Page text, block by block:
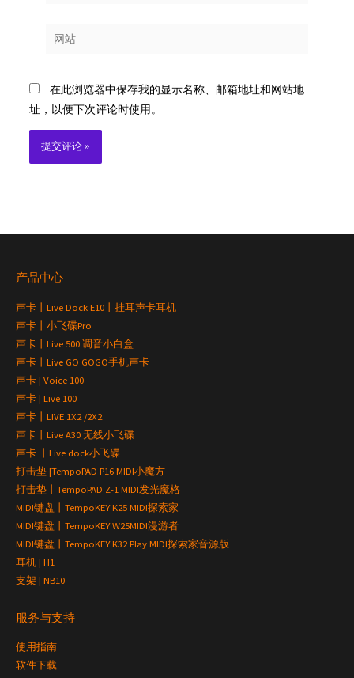
箱
网
在此浏览器中保存我的显示名称、邮箱地址和网站地
址，以便下次评论时使用。
产品中心
声卡丨Live Dock E10丨挂耳声卡耳机
声卡丨小飞碟Pro
声卡丨Live 500 调音小白盒
声卡丨Live GO GOGO手机声卡
声卡 | Voice 100
声卡 | Live 100
声卡丨LIVE 1X2 /2X2
声卡丨Live A30 无线小飞碟
声卡 丨Live dock小飞碟
打击垫 |TempoPAD P16 MIDI小魔方
打击垫丨TempoPAD Z-1 MIDI发光魔格
MIDI键盘丨TempoKEY K25 MIDI探索家
MIDI键盘丨TempoKEY W25MIDI漫游者
MIDI键盘丨TempoKEY K32 Play MIDI探索家音源版
耳机 | H1
支架 | NB10
服务与支持
使用指南
软件下载